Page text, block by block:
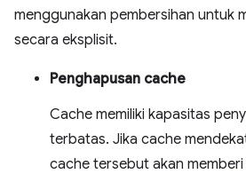
menggunakan pembersihan untuk
secara eksplisit.
Penghapusan cache
Cache memiliki kapasitas
terbatas. Jika cache
cache tersebut akan